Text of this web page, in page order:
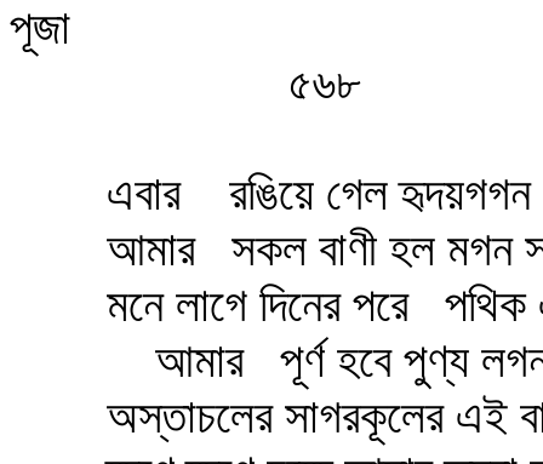
পূজা
৫৬৮
এবার
রঙিয়ে গেল
আমার
সকল বাণী হল মগন
মনে লাগে দিনের পরে
পথিক
আমার
পূর্ণ হবে পুণ্য
অস্তাচলের সাগরকূলের এই